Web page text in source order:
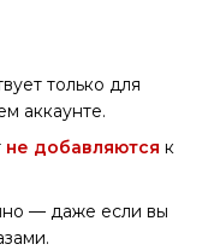
только для
аккаунте.
не добавляются к
— даже если вы